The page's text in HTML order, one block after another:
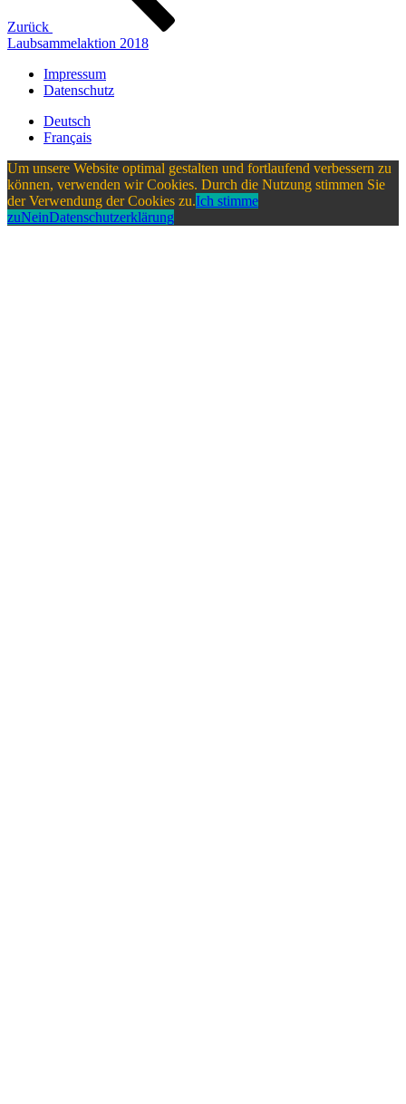
Zurück
Laubsammelaktion 2018
Impressum
Datenschutz
Deutsch
Français
Um unsere Website optimal gestalten und fortlaufend verbessern zu
können, verwenden wir Cookies. Durch die Nutzung stimmen Sie
der Verwendung der Cookies zu.Ich stimme
zuNeinDatenschutzerklärung